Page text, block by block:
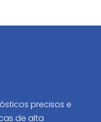
precisos e
de alta